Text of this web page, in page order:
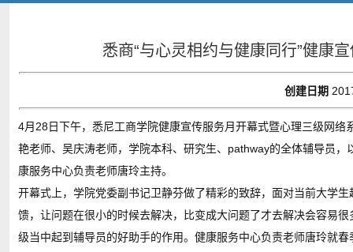
悉商“与心灵相约与健康同行”健康
创建日期
4月28日下午，悉尼工商学院健康宣传服务月开幕式暨心理三级网
艳老师、吴庆涛老师，学院本科、研究生、pathway的全体辅导员
康服务中心负责老师唐玲主持。
开幕式上，学院党委副书记卫静芬做了精彩的致辞，面对当前大学
馈，让问题在很小的时候去解决，比变成大问题了才去解决会容易
级当中起到辅导员的好助手的作用。健康服务中心负责老师唐玲就